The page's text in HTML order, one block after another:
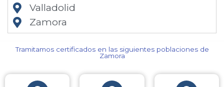
Valladolid
Zamora
Tramitamos certificados en las siguientes poblaciones de
Zamora​